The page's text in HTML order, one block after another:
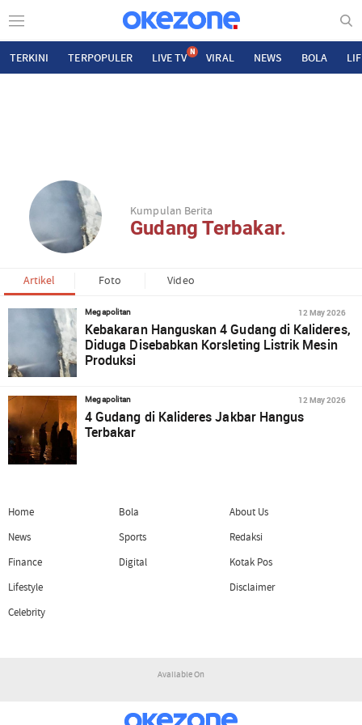
TERKINI TERPOPULER LIVE TV N VIRAL NEWS BOLA
Kumpulan Berita
Gudang Terbakar.
Artikel Foto Video
Megapolitan 12 May 2026
Kebakaran Hanguskan 4 Gudang di Kalideres,
Diduga Disebabkan Korsleting Listrik Mesin
Produksi
Megapolitan 12 May 2026
4 Gudang di Kalideres Jakbar Hangus
Terbakar
Home
News
Finance
Lifestyle
Celebrity
Bola
Sports
Digital
About Us
Redaksi
Kotak Pos
Disclaimer
Available On